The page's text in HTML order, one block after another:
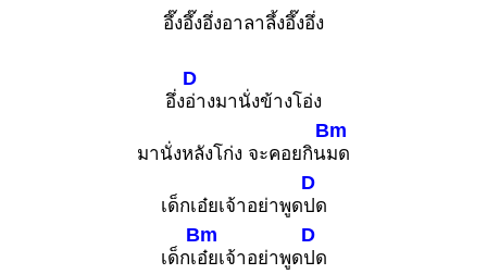
อึ๊งอึ๊งอึ่งอาลาลึ้งอึ๊งอึ่ง
อึ่ง
D
อ่างมานั่งข้างโอ่ง
มานั่งหลังโก่ง จะคอยกิน
Bm
มด
เด็กเอ๋ยเจ้าอย่าพูด
D
ปด
เด็กเ
Bm
อ๋ยเจ้าอย่าพูด
D
ปด